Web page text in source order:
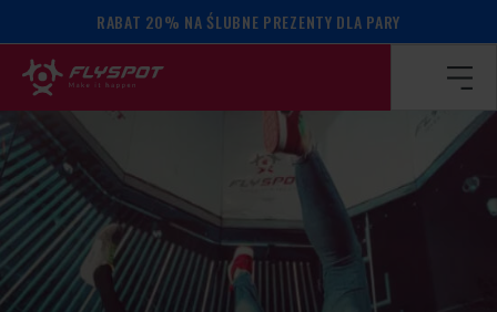
RABAT 20% NA ŚLUBNE PREZENTY DLA PARY
Strona główna / Kalendarz wydarzeń / WARSZTATY